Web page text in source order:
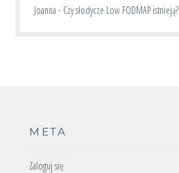
Joanna - Czy słodycze Low FODMAP istnieją?
META
Zaloguj się